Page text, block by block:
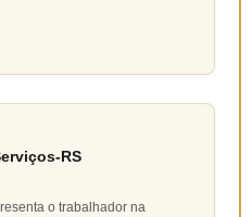
RS
o trabalhador na